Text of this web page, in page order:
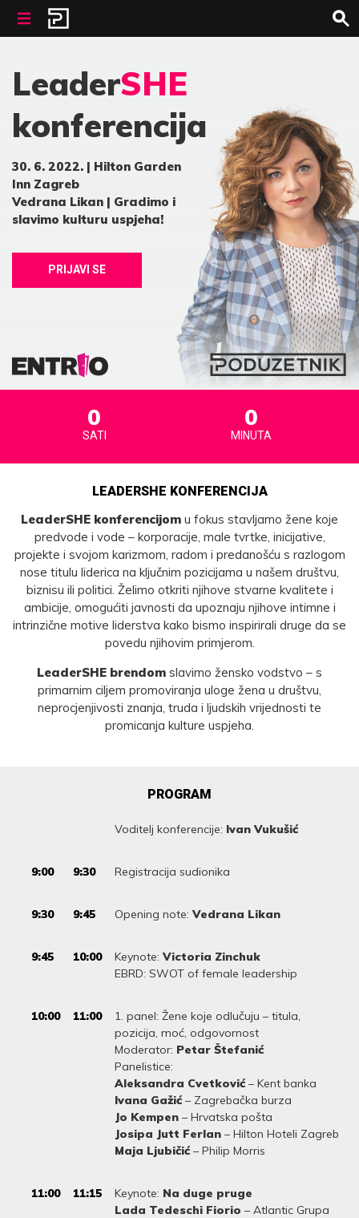
Skip to content
LeaderSHE
konferencija
30. 6. 2022. | Hilton Garden
Inn Zagreb
Vedrana Likan | Gradimo i
slavimo kulturu uspjeha!
PRIJAVI SE
0
SATI
0
MINUTA
LEADERSHE KONFERENCIJA
LeaderSHE konferencijom u fokus stavljamo žene koje
predvode i vode – korporacije, male tvrtke, inicijative,
projekte i svojom karizmom, radom i predanošću s razlogom
nose titulu liderica na ključnim pozicijama u našem društvu,
biznisu ili politici. Želimo otkriti njihove stvarne kvalitete i
ambicije, omogućiti javnosti da upoznaju njihove intimne i
intrinzične motive liderstva kako bismo inspirirali druge da se
povedu njihovim primjerom.
LeaderSHE brendom slavimo žensko vodstvo – s
primarnim ciljem promoviranja uloge žena u društvu,
neprocjenjivosti znanja, truda i ljudskih vrijednosti te
promicanja kulture uspjeha.
PROGRAM
Voditelj konferencije: Ivan Vukušić
9:00 9:30 Registracija sudionika
9:30 9:45 Opening note: Vedrana Likan
9:45 10:00 Keynote: Victoria Zinchuk
EBRD: SWOT of female leadership
10:00 11:00
1. panel: Žene koje odlučuju – titula,
pozicija, moć, odgovornost
Moderator: Petar Štefanić
Panelistice:
Aleksandra Cvetković – Kent banka
Ivana Gažić – Zagrebačka burza
Jo Kempen – Hrvatska pošta
Josipa Jutt Ferlan – Hilton Hoteli Zagreb
Maja Ljubičić – Philip Morris
11:00 11:15 Keynote: Na duge pruge
Lada Tedeschi Fiorio – Atlantic Grupa